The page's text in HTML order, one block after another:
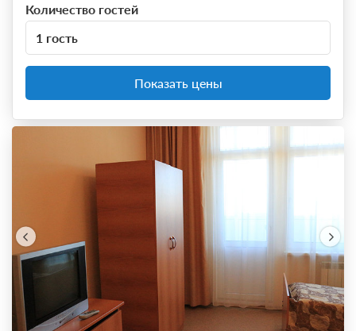
Количество гостей
1 гость
Показать цены